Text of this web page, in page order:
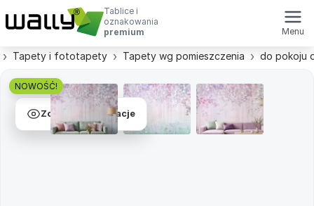
Tablice i
oznakowania
premium
Menu
Tapety i fototapety Tapety wg pomieszczenia do pokoju
NOWOŚĆ!
Zobacz wizualizacje